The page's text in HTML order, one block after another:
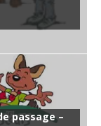
passage –